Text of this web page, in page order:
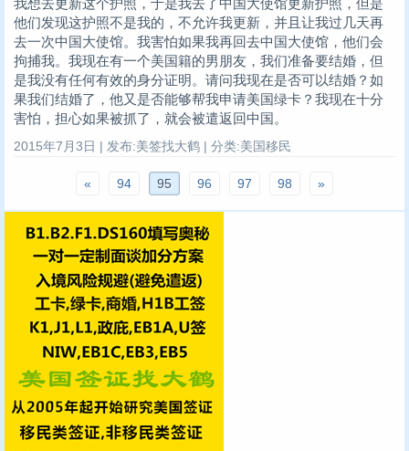
他们发现这护照不是我的，不允许我更新，并且让我过几天再
去一次中国大使馆。我害怕如果我再回去中国大使馆，他们会
拘捕我。我现在有一个美国籍的男朋友，我们准备要结婚，但
是我没有任何有效的身分证明。请问我现在是否可以结婚？如
果我们结婚了，他又是否能够帮我申请美国绿卡？我现在十分
害怕，担心如果被抓了，就会被遣返回中国。
2015年7月3日 | 发布:美签找大鹤 | 分类:美国移民
« 94 95 96 97 98 »